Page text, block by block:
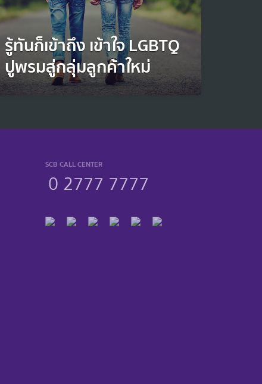
รู้ทันก็เข้าถึง เข้าใจ LGBTQ
ปูพรมสู่กลุ่มลูกค้าใหม่
SCB CALL CENTER
0 2777 7777